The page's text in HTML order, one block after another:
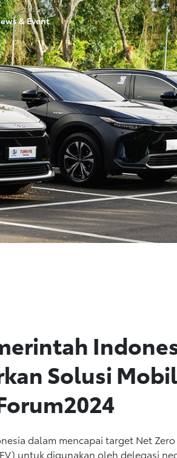
& Event
Technology
Solusi
dalam mencapai target Net
untuk digunakan oleh delegasi